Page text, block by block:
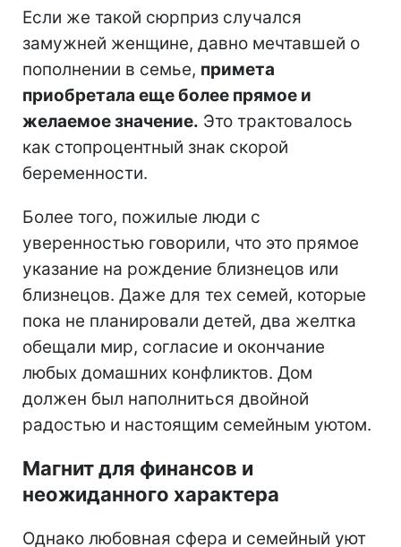
Если же такой сюрприз случался
замужней женщине, давно мечтавшей о
пополнении в семье, примета
приобретала еще более прямое и
желаемое значение. Это трактовалось
как стопроцентный знак скорой
беременности.
Более того, пожилые люди с
уверенностью говорили, что это прямое
указание на рождение близнецов или
близнецов. Даже для тех семей, которые
пока не планировали детей, два желтка
обещали мир, согласие и окончание
любых домашних конфликтов. Дом
должен был наполниться двойной
радостью и настоящим семейным уютом.
Магнит для финансов и
неожиданного характера
Однако любовная сфера и семейный уют